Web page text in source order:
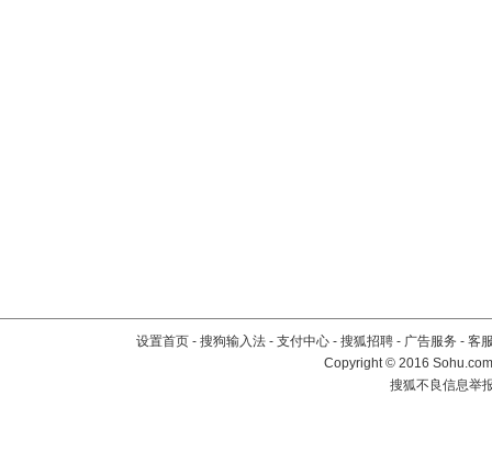
设置首页 - 搜狗输入法 - 支付中心 - 搜狐招聘 - 广告服务 - 客
Copyright©2016
搜狐不良信息举